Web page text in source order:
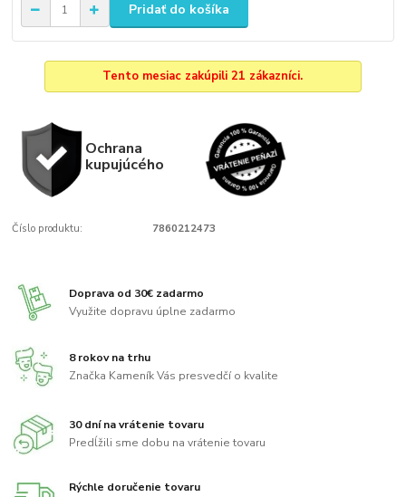
Pridať do košíka
Tento mesiac zakúpili 21 zákazníci.
Ochrana
kupujúcého
Číslo produktu: 7860212473
Doprava od 30€ zadarmo
Využite dopravu úplne zadarmo
8 rokov na trhu
Značka Kameník Vás presvedčí o kvalite
30 dní na vrátenie tovaru
Predĺžili sme dobu na vrátenie tovaru
Rýchle doručenie tovaru